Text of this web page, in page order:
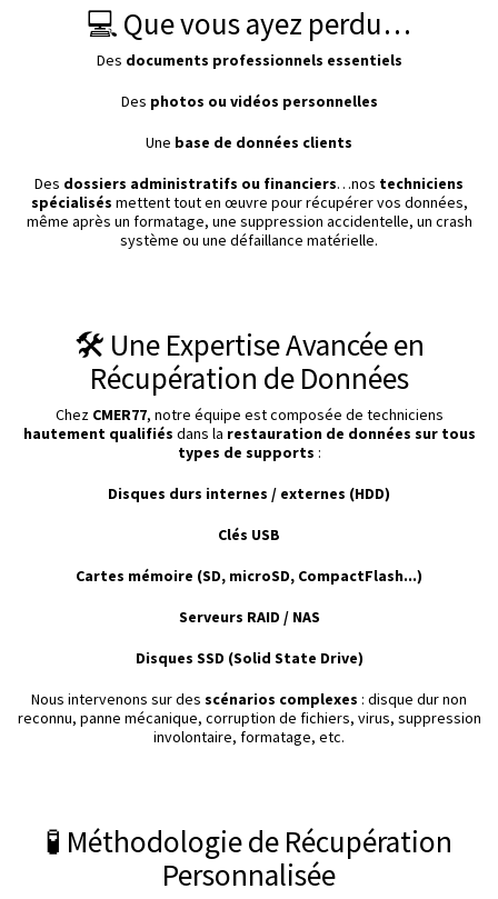
💻 Que vous ayez perdu…
Des documents professionnels essentiels
Des photos ou vidéos personnelles
Une base de données clients
Des dossiers administratifs ou financiers…nos techniciens
spécialisés mettent tout en œuvre pour récupérer vos données,
même après un formatage, une suppression accidentelle, un crash
système ou une défaillance matérielle.
🛠️ Une Expertise Avancée en
Récupération de Données
Chez CMER77, notre équipe est composée de techniciens
hautement qualifiés dans la restauration de données sur tous
types de supports :
Disques durs internes / externes (HDD)
Clés USB
Cartes mémoire (SD, microSD, CompactFlash...)
Serveurs RAID / NAS
Disques SSD (Solid State Drive)
Nous intervenons sur des scénarios complexes : disque dur non
reconnu, panne mécanique, corruption de fichiers, virus, suppression
involontaire, formatage, etc.
🧪 Méthodologie de Récupération
Personnalisée